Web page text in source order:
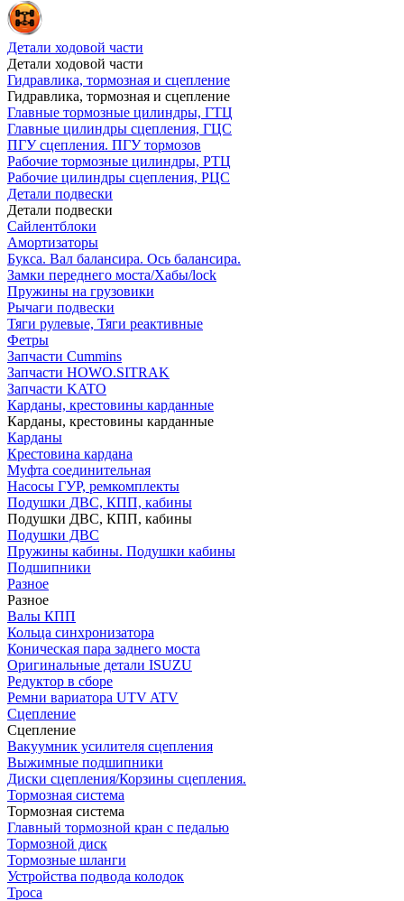
Детали ходовой части
Детали ходовой части
Гидравлика, тормозная и сцепление
Гидравлика, тормозная и сцепление
Главные тормозные цилиндры, ГТЦ
Главные цилиндры сцепления, ГЦС
ПГУ сцепления. ПГУ тормозов
Рабочие тормозные цилиндры, РТЦ
Рабочие цилиндры сцепления, РЦС
Детали подвески
Детали подвески
Cайлентблоки
Амортизаторы
Букса. Вал балансира. Ось балансира.
Замки переднего моста/Хабы/lock
Пружины на грузовики
Рычаги подвески
Тяги рулевые, Тяги реактивные
Фетры
Запчасти Cummins
Запчасти HOWO.SITRAK
Запчасти KATO
Карданы, крестовины карданные
Карданы, крестовины карданные
Карданы
Крестовина кардана
Муфта соединительная
Насосы ГУР, ремкомплекты
Подушки ДВС, КПП, кабины
Подушки ДВС, КПП, кабины
Подушки ДВС
Пружины кабины. Подушки кабины
Подшипники
Разное
Разное
Валы КПП
Кольца синхронизатора
Коническая пара заднего моста
Оригинальные детали ISUZU
Редуктор в сборе
Ремни вариатора UTV ATV
Сцепление
Сцепление
Вакуумник усилителя сцепления
Выжимные подшипники
Диски сцепления/Корзины сцепления.
Тормозная система
Тормозная система
Главный тормозной кран с педалью
Тормозной диск
Тормозные шланги
Устройства подвода колодок
Троса